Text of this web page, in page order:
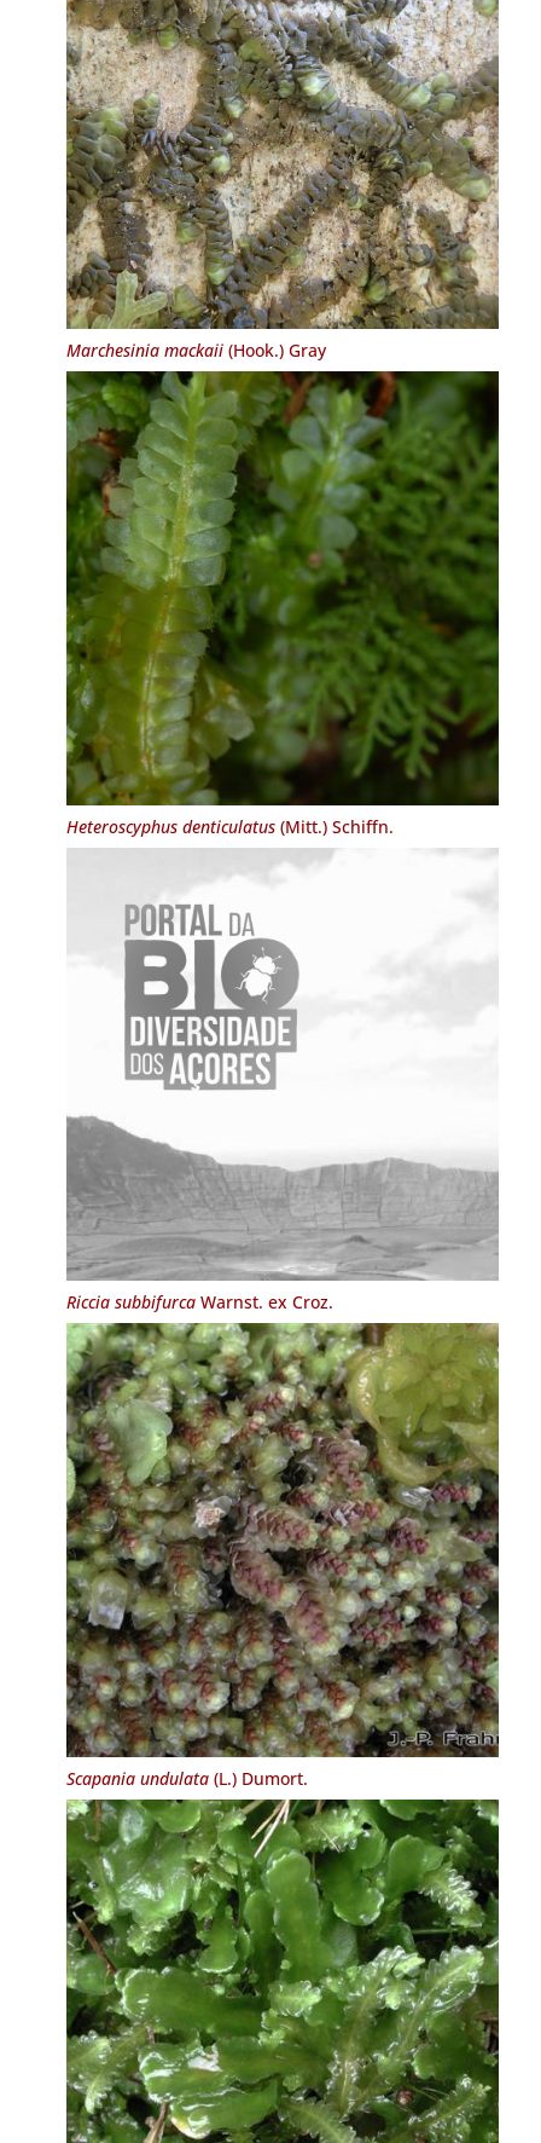
Marchesinia mackaii(Hook.) Gray
Heteroscyphus denticulatus(Mitt.) Schiffn.
Riccia subbifurcaWarnst. ex Croz.
Scapania undulata(L.) Dumort.